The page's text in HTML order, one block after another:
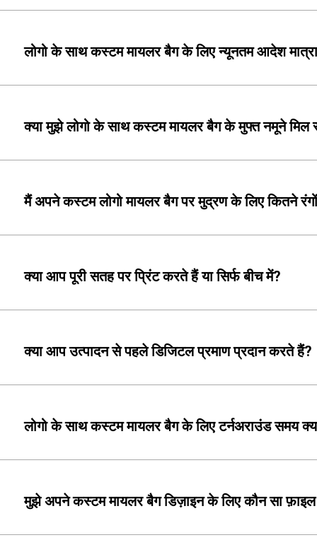
लोगो के साथ कस्टम मायलर बैग के लिए न्यूनतम आदेश
क्या मुझे लोगो के साथ कस्टम मायलर बैग के मुफ्त नमूने
मैं अपने कस्टम लोगो मायलर बैग पर मुद्रण के लिए कितने
क्या आप पूरी सतह पर प्रिंट करते हैं या सिर्फ बीच में?
क्या आप उत्पादन से पहले डिजिटल प्रमाण प्रदान करते हैं?
लोगो के साथ कस्टम मायलर बैग के लिए टर्नअराउंड समय
मुझे अपने कस्टम मायलर बैग डिज़ाइन के लिए कौन सा